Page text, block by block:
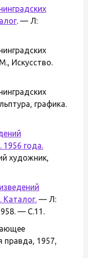
. — Л:
Искусство.
графика.
1956 года.
художник,
Каталог. — Л:
— С.11.
правда, 1957,